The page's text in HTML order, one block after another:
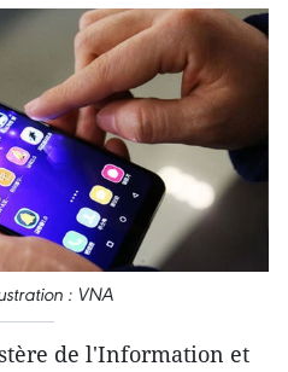
: VNA
de l'Information et